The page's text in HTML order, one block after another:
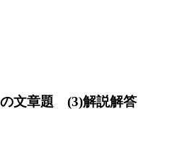
の文章題 (3)解説解答